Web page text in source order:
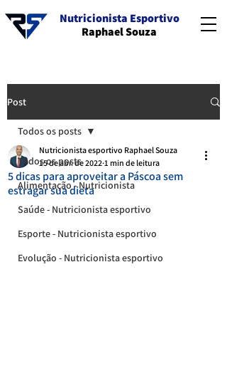
Nutricionista Esportivo
Raphael Souza
Post
Todos os posts
Alimentação - Nutricionista
Saúde - Nutricionista esportivo
Esporte - Nutricionista esportivo
Evolução - Nutricionista esportivo
Todos os posts
5 dicas para aproveitar a Páscoa sem
estragar sua dieta
Nutricionista esportivo Raphael Souza
15 de abr. de 2022 1 min de leitura